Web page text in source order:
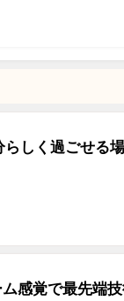
しく過ごせる
感覚で最先端